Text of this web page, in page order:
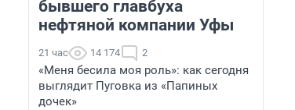
бывшего главбуха
нефтяной компании Уфы
21 час 14 174 2
«Меня бесила моя роль»: как сегодня
выглядит Пуговка из «Папиных
дочек»